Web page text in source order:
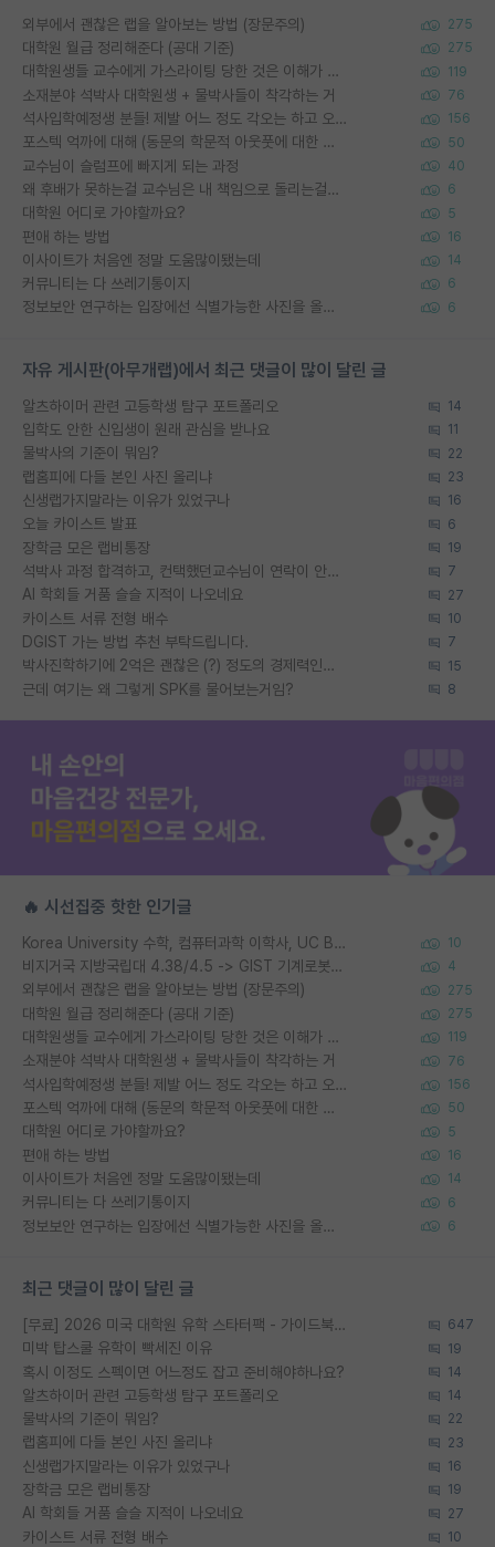
외부에서 괜찮은 랩을 알아보는 방법 (장문주의) 275
대학원 월급 정리해준다 (공대 기준) 275
대학원생들 교수에게 가스라이팅 당한 것은 이해가 갑니다. 안타깝네요. 119
소재분야 석박사 대학원생 + 물박사들이 착각하는 거 76
석사입학예정생 분들! 제발 어느 정도 각오는 하고 오세요. 156
포스텍 억까에 대해 (동문의 학문적 아웃풋에 대한 반박) 50
교수님이 슬럼프에 빠지게 되는 과정 40
왜 후배가 못하는걸 교수님은 내 책임으로 돌리는걸까요? 6
대학원 어디로 가야할까요? 5
편애 하는 방법 16
이사이트가 처음엔 정말 도움많이됐는데 14
커뮤니티는 다 쓰레기통이지 6
정보보안 연구하는 입장에선 식별가능한 사진을 올리는건 비추이긴함 6
자유 게시판(아무개랩)에서 최근 댓글이 많이 달린 글
알츠하이머 관련 고등학생 탐구 포트폴리오 14
입학도 안한 신입생이 원래 관심을 받나요 11
물박사의 기준이 뭐임? 22
랩홈피에 다들 본인 사진 올리냐 23
신생랩가지말라는 이유가 있었구나 16
오늘 카이스트 발표 6
장학금 모은 랩비통장 19
석박사 과정 합격하고, 컨택했던교수님이 연락이 안됩니다... 7
AI 학회들 거품 슬슬 지적이 나오네요 27
카이스트 서류 전형 배수 10
DGIST 가는 방법 추천 부탁드립니다. 7
박사진학하기에 2억은 괜찮은 (?) 정도의 경제력인가요 15
근데 여기는 왜 그렇게 SPK를 물어보는거임? 8
🔥 시선집중 핫한 인기글
Korea University 수학, 컴퓨터과학 이학사, UC Berkeley 산업공학 대학원 공학박사가 되는 것은 쉽지 않겠죠? 10
비지거국 지방국립대 4.38/4.5 -> GIST 기계로봇공학과 석사 4
외부에서 괜찮은 랩을 알아보는 방법 (장문주의) 275
대학원 월급 정리해준다 (공대 기준) 275
대학원생들 교수에게 가스라이팅 당한 것은 이해가 갑니다. 안타깝네요. 119
소재분야 석박사 대학원생 + 물박사들이 착각하는 거 76
석사입학예정생 분들! 제발 어느 정도 각오는 하고 오세요. 156
포스텍 억까에 대해 (동문의 학문적 아웃풋에 대한 반박) 50
대학원 어디로 가야할까요? 5
편애 하는 방법 16
이사이트가 처음엔 정말 도움많이됐는데 14
커뮤니티는 다 쓰레기통이지 6
정보보안 연구하는 입장에선 식별가능한 사진을 올리는건 비추이긴함 6
최근 댓글이 많이 달린 글
[무료] 2026 미국 대학원 유학 스타터팩 - 가이드북 & 합격자 컨택메일 템플릿 647
미박 탑스쿨 유학이 빡세진 이유 19
혹시 이정도 스펙이면 어느정도 잡고 준비해야하나요? 14
알츠하이머 관련 고등학생 탐구 포트폴리오 14
물박사의 기준이 뭐임? 22
랩홈피에 다들 본인 사진 올리냐 23
신생랩가지말라는 이유가 있었구나 16
장학금 모은 랩비통장 19
AI 학회들 거품 슬슬 지적이 나오네요 27
카이스트 서류 전형 배수 10